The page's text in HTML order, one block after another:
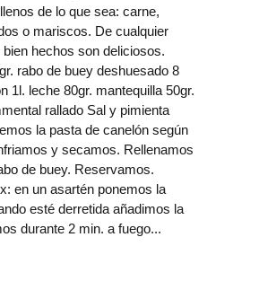
de lo que sea: carne,
o mariscos. De cualquier
hechos son deliciosos.
rabo de buey deshuesado 8
1l. leche 80gr. mantequilla 50gr.
rallado Sal y pimienta
la pasta de canelón según
y secamos. Rellenamos
de buey. Reservamos.
en un asartén ponemos la
esté derretida añadimos la
durante 2 min. a fuego